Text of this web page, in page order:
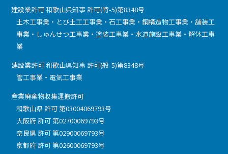
建設業許可 和歌山県知事 許可(特-5)第8348号
土木工事業・とび土工工事業・石工事業・鋼構造物工事業・舗装工
事業・しゅんせつ工事業・塗装工事業・水道施設工事業・解体工事
業
建設業許可 和歌山県知事 許可(般-5)第8348号
管工事業・電気工事業
産業廃棄物収集運搬許可
和歌山県 許可 第03004069793号
大阪府 許可 第02700069793号
奈良県 許可 第02900069793号
京都府 許可 第02600069793号